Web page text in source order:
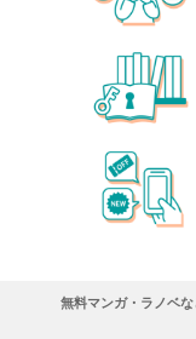
無料マンガ・ラノベ